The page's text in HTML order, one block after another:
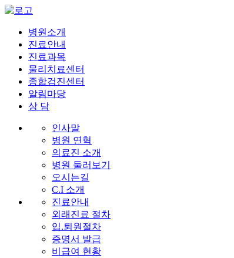
병원소개
진료안내
진료과목
물리치료센터
종합검진센터
알림마당
상 담
인사말
병원 연혁
의료진 소개
병원 둘러보기
오시는길
C.I 소개
진료안내
외래진료 절차
입.퇴원절차
증명서 발급
비급여 현황